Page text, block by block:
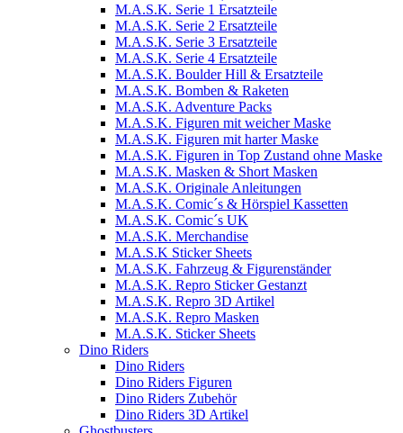
M.A.S.K. Serie 1 Ersatzteile
M.A.S.K. Serie 2 Ersatzteile
M.A.S.K. Serie 3 Ersatzteile
M.A.S.K. Serie 4 Ersatzteile
M.A.S.K. Boulder Hill & Ersatzteile
M.A.S.K. Bomben & Raketen
M.A.S.K. Adventure Packs
M.A.S.K. Figuren mit weicher Maske
M.A.S.K. Figuren mit harter Maske
M.A.S.K. Figuren in Top Zustand ohne Maske
M.A.S.K. Masken & Short Masken
M.A.S.K. Originale Anleitungen
M.A.S.K. Comic´s & Hörspiel Kassetten
M.A.S.K. Comic´s UK
M.A.S.K. Merchandise
M.A.S.K Sticker Sheets
M.A.S.K. Fahrzeug & Figurenständer
M.A.S.K. Repro Sticker Gestanzt
M.A.S.K. Repro 3D Artikel
M.A.S.K. Repro Masken
M.A.S.K. Sticker Sheets
Dino Riders
Dino Riders
Dino Riders Figuren
Dino Riders Zubehör
Dino Riders 3D Artikel